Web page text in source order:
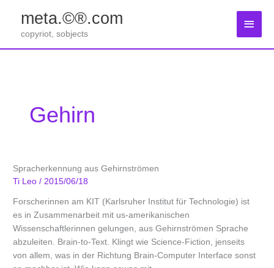
springen
meta.©®.com
copyriot, sobjects
Gehirn
Spracherkennung aus Gehirnströmen
Ti Leo/ 2015/06/18
Forscherinnen am KIT (Karlsruher Institut für Technologie) ist
es in Zusammenarbeit mit us-amerikanischen
Wissenschaftlerinnen gelungen, aus Gehirnströmen Sprache
abzuleiten. Brain-to-Text. Klingt wie Science-Fiction, jenseits
von allem, was in der Richtung Brain-Computer Interface sonst